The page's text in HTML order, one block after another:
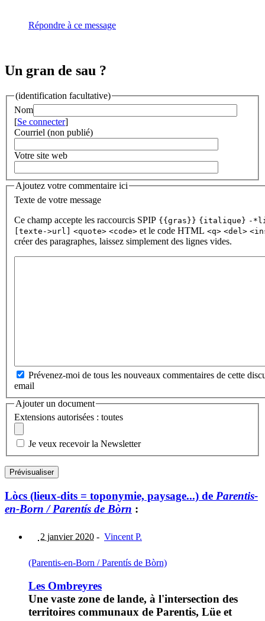
Répondre à ce message
Un gran de sau ?
(identification facultative)
Nom
[Se connecter]
Courriel (non publié)
Votre site web
Ajoutez votre commentaire ici
Texte de votre message
Ce champ accepte les raccourcis SPIP {{gras}} {italique} -
[texte->url]
<quote> <code> et le code HTML <q> <del>
créer des paragraphes, laissez simplement des lignes vides.
Prévenez-moi de tous les nouveaux commentaires de cette
email
Ajouter un document
Extensions autorisées : toutes
Je veux recevoir la Newsletter
Lòcs (lieux-dits = toponymie, paysage...) de Parentis-
en-Born / Parentís de Bòrn :
2 janvier 2020 - Vincent P.
(Parentis-en-Born / Parentís de Bòrn)
Les Ombreyres
Une vaste zone de lande, à l'intersection des
territoires communaux de Parentis, Lüe et